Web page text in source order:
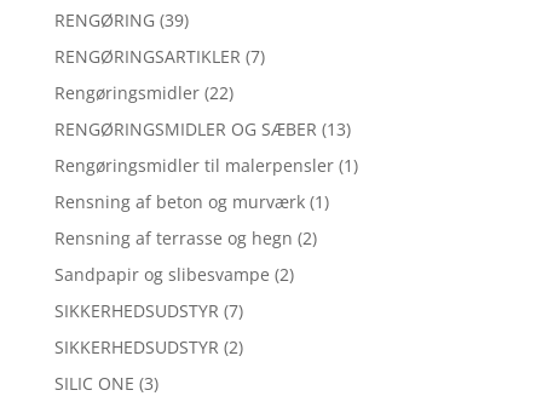
RENGØRING (39)
RENGØRINGSARTIKLER (7)
Rengøringsmidler (22)
RENGØRINGSMIDLER OG SÆBER (13)
Rengøringsmidler til malerpensler (1)
Rensning af beton og murværk (1)
Rensning af terrasse og hegn (2)
Sandpapir og slibesvampe (2)
SIKKERHEDSUDSTYR (7)
SIKKERHEDSUDSTYR (2)
SILIC ONE (3)